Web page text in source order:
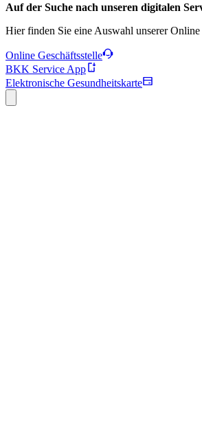
Auf der Suche nach unseren digitalen
Hier finden Sie eine Auswahl unserer
Online Geschäftsstelle
BKK Service App
Elektronische Gesundheitskarte